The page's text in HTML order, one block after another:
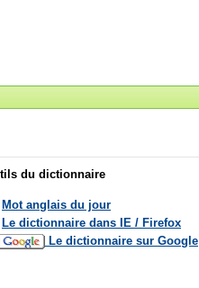
du dictionnaire
Mot anglais du jour
Le dictionnaire dans IE / Firefox
Le dictionnaire sur Google